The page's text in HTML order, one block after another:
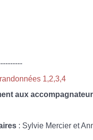
1,2,3,4
aux
: Sylvie Mercier et